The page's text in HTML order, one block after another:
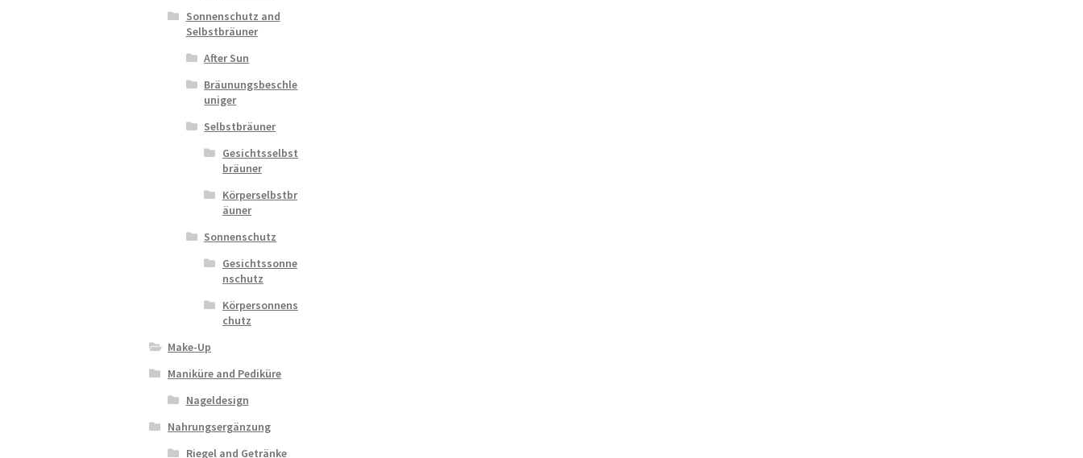
Sonnenschutz and
Selbstbräuner
After Sun
Bräunungsbeschle
uniger
Selbstbräuner
Gesichtsselbst
bräuner
Körperselbstbr
äuner
Sonnenschutz
Gesichtssonne
nschutz
Körpersonnens
chutz
Make-Up
Maniküre and Pediküre
Nageldesign
Nahrungsergänzung
Riegel and Getränke